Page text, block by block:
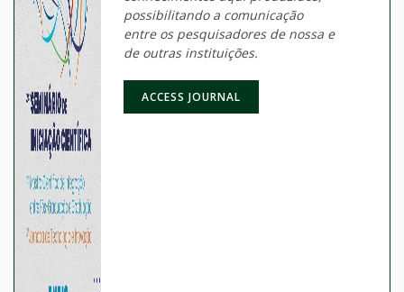
possibilitando a comunicação
entre os pesquisadores de nossa e
de outras instituições.
ACCESS JOURNAL